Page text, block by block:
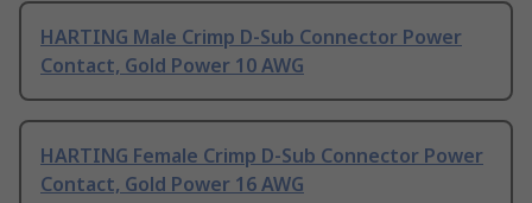
HARTING Male Crimp D-Sub Connector Power
Contact, Gold Power 10 AWG
HARTING Female Crimp D-Sub Connector Power
Contact, Gold Power 16 AWG